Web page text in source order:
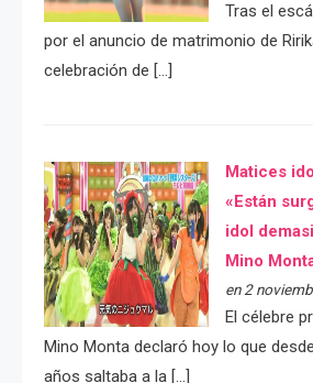
Tras el
por el anuncio de matrimonio de
celebración de […]
Matices
«Están
idol
Mino
en 2
El célebre
Mino Monta declaró hoy lo que
años saltaba a la […]